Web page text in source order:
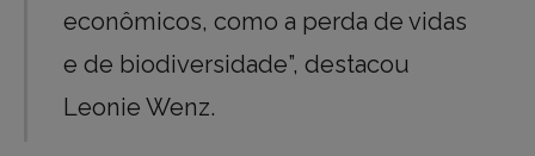
econômicos, como a perda de vidas
e de biodiversidade”, destacou
Leonie Wenz.